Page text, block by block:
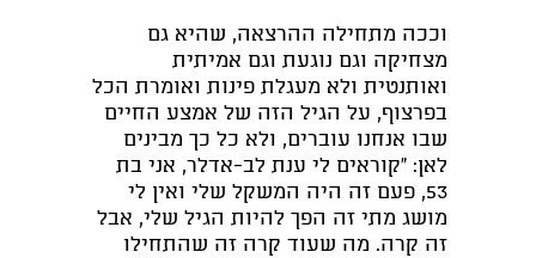
וככה מתחילה ההרצאה, שהיא גם
מצחיקה וגם נוגעת וגם אמיתית
ואותנטית ולא מעגלת פינות ואומרת הכל
בפרצוף, על הגיל הזה של אמצע החיים
שבו אנחנו עוברים, ולא כל כך מבינים
לאן: "קוראים לי ענת לב-אדלר, אני בת
53, פעם זה היה המשקל שלי ואין לי
מושג מתי זה הפך להיות הגיל שלי, אבל
זה קרה. מה שעוד קרה זה שהתחילו